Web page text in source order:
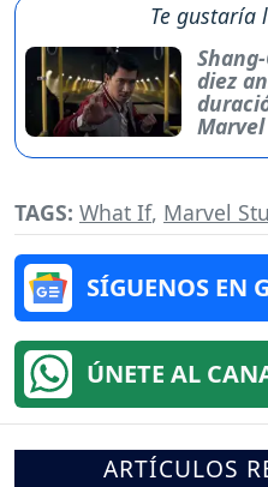
Te gustaría
diez
TAGS: What If, Marvel
SÍGUENOS EN
ÚNETE AL
ARTÍCULOS